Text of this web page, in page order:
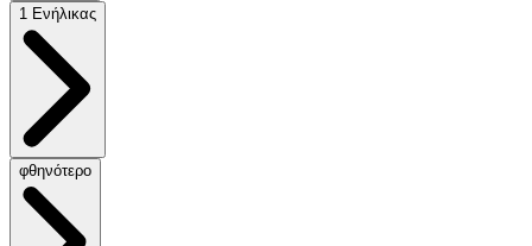
1 Ενήλικας
φθηνότερο